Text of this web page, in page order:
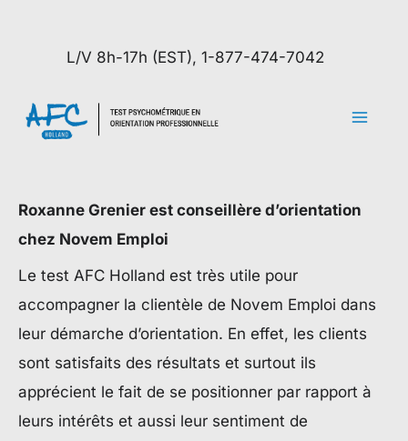
L/V 8h-17h (EST), 1-877-474-7042
Roxanne Grenier est conseillère d’orientation
chez Novem Emploi
Le test AFC Holland est très utile pour
accompagner la clientèle de Novem Emploi dans
leur démarche d’orientation. En effet, les clients
sont satisfaits des résultats et surtout ils
apprécient le fait de se positionner par rapport à
leurs intérêts et aussi leur sentiment de